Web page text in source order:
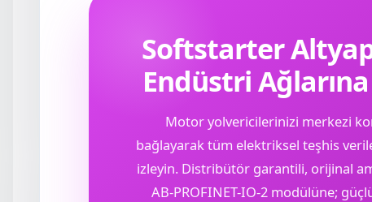
Softstarter
Endüstri
Motor yolvericilerinizi merkezi
bağlayarak tüm elektriksel teşhis
izleyin. Distribütör garantili, orijinal
AB-PROFINET-IO-2 modülüne;